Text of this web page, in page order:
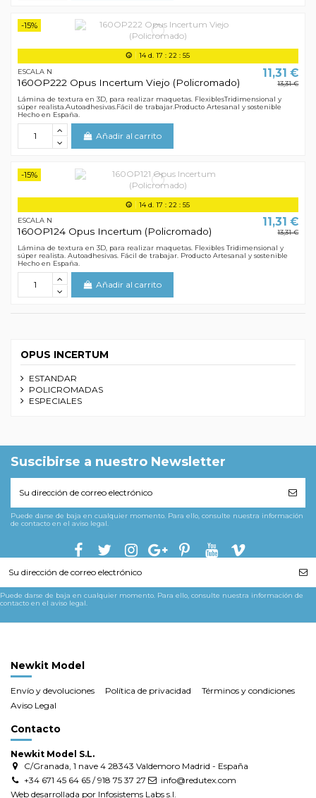
-15%
14d. 17 : 22: 55
ESCALA N
160OP222 Opus Incertum Viejo (Policromado)
11,31 €
13,31 €
Lámina de textura en 3D, para realizar maquetas. FlexiblesTridimensional y
súper realista.Autoadhesivas.Fácil de trabajar.Producto Artesanal y sostenible
Hecho en España.
Añadir al carrito
-15%
14d. 17 : 22 : 55
ESCALA N
160OP124 Opus Incertum (Policromado)
11,31 €
13,31 €
Lámina de textura en 3D, para realizar maquetas. Flexibles Tridimensional y
súper realista. Autoadhesivas. Fácil de trabajar. Producto Artesanal y sostenible
Hecho en España.
Añadir al carrito
OPUS INCERTUM
ESTANDAR
POLICROMADAS
ESPECIALES
Suscibirse a nuestro Newsletter
Puede darse de baja en cualquier momento. Para ello, consulte nuestra información
de contacto en el aviso legal.
Puede darse de baja en cualquier momento. Para ello, consulte nuestra información de
contacto en el aviso legal.
Newkit Model
Envío y devoluciones Política de privacidad
Términos y condiciones
Aviso Legal
Contacto
Newkit Model S.L.
C/Granada, 1 nave 4 28343 Valdemoro Madrid - España
+34 671 45 64 65 / 918 75 37 27
info@redutex.com
Web desarrollada por Infosistems Labs s.l.